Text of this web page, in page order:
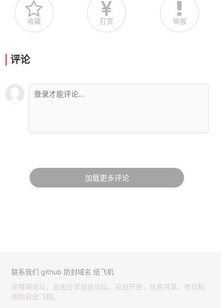
收藏 打赏 举报
评论
加载更多评论
联系我们 github 防封域名 纸飞机
凤楼阁论坛，自由分享信息论坛，自由开放，信息共享，老司机
带你自由飞翔。